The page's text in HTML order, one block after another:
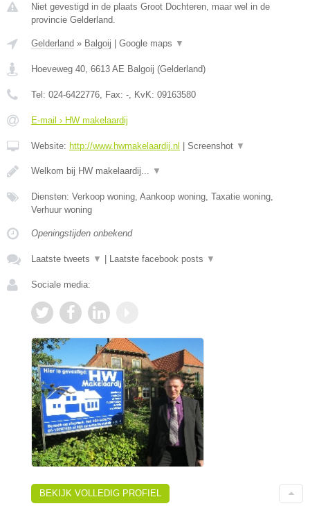
Niet gevestigd in de plaats Groot Dochteren, maar wel in de
provincie Gelderland.
Gelderland » Balgoij | Google maps ▼
Hoeveweg 40 6613 AE Balgoij (Gelderland)
Tel: 024-6422776 , Fax: - , KvK: 09163580
E-mail › HW makelaardij
Website: http://www.hwmakelaardij.nl | Screenshot ▼
Welkom bij HW makelaardij... ▼
Diensten: Verkoop woning, Aankoop woning, Taxatie woning,
Verhuur woning
Openingstijden onbekend
Laatste tweets ▼ | Laatste facebook posts ▼
Sociale media:
BEKIJK VOLLEDIG PROFIEL